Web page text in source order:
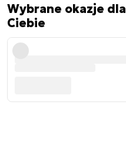
Wybrane okazje dla
Ciebie